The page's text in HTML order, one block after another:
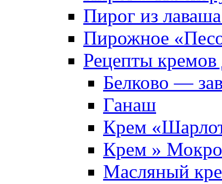
Пирог из
Пирожное
Рецепты
Белково —
Ганаш
Крем
Крем »
Масляный